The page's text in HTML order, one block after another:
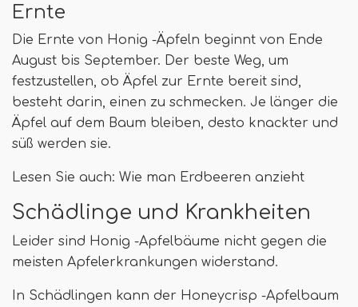
Ernte
Die Ernte von Honig -Äpfeln beginnt von Ende
August bis September. Der beste Weg, um
festzustellen, ob Äpfel zur Ernte bereit sind,
besteht darin, einen zu schmecken. Je länger die
Äpfel auf dem Baum bleiben, desto knackter und
süß werden sie.
Lesen Sie auch: Wie man Erdbeeren anzieht
Schädlinge und Krankheiten
Leider sind Honig -Apfelbäume nicht gegen die
meisten Apfelerkrankungen widerstand.
In Schädlingen kann der Honeycrisp -Apfelbaum